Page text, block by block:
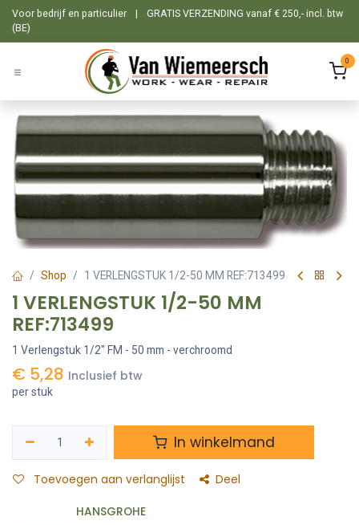
Overslaan naar inhoud
Voor bedrijf en particulier |
GRATIS VERZENDING vanaf € 250,- incl. btw
(BE)
0
Shop 1 VERLENGSTUK 1/2-50 MM REF:713499
1 VERLENGSTUK 1/2-50 MM
REF:713499
1 Verlengstuk 1/2" FM - 50 mm - verchroomd
€ 5,28 Inclusief btw
per stuk
In winkelmand
Toevoegen aan verlanglijst Deel
HANSGROHE